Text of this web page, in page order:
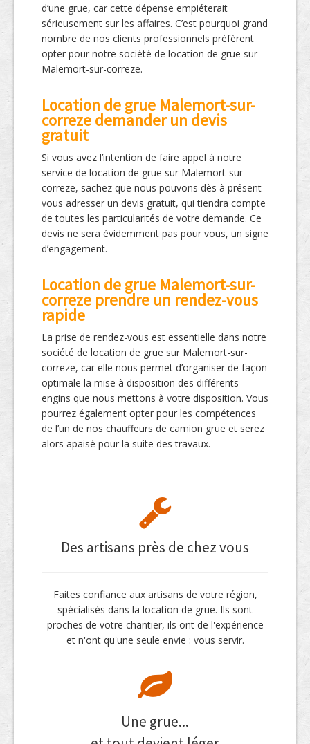
d’une grue, car cette dépense empiéterait
sérieusement sur les affaires. C’est pourquoi grand
nombre de nos clients professionnels préfèrent
opter pour notre société de location de grue sur
Malemort-sur-correze.
Location de grue Malemort-sur-
correze demander un devis
gratuit
Si vous avez l’intention de faire appel à notre
service de location de grue sur Malemort-sur-
correze, sachez que nous pouvons dès à présent
vous adresser un devis gratuit, qui tiendra compte
de toutes les particularités de votre demande. Ce
devis ne sera évidemment pas pour vous, un signe
d’engagement.
Location de grue Malemort-sur-
correze prendre un rendez-vous
rapide
La prise de rendez-vous est essentielle dans notre
société de location de grue sur Malemort-sur-
correze, car elle nous permet d’organiser de façon
optimale la mise à disposition des différents
engins que nous mettons à votre disposition. Vous
pourrez également opter pour les compétences
de l’un de nos chauffeurs de camion grue et serez
alors apaisé pour la suite des travaux.
Des artisans près de chez vous
Faites confiance aux artisans de votre région,
spécialisés dans la location de grue. Ils sont
proches de votre chantier, ils ont de l'expérience
et n'ont qu'une seule envie : vous servir.
Une grue...